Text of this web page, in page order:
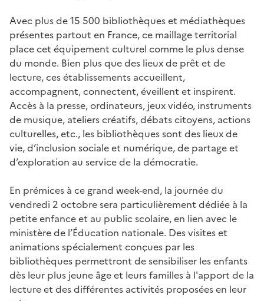
Avec plus de 15 500 bibliothèques et médiathèques
présentes partout en France, ce maillage territorial
place cet équipement culturel comme le plus dense
du monde. Bien plus que des lieux de prêt et de
lecture, ces établissements accueillent,
accompagnent, connectent, éveillent et inspirent.
Accès à la presse, ordinateurs, jeux vidéo, instruments
de musique, ateliers créatifs, débats citoyens, actions
culturelles, etc., les bibliothèques sont des lieux de
vie, d’inclusion sociale et numérique, de partage et
d’exploration au service de la démocratie.
En prémices à ce grand week-end, la journée du
vendredi 2 octobre sera particulièrement dédiée à la
petite enfance et au public scolaire, en lien avec le
ministère de l’Éducation nationale. Des visites et
animations spécialement conçues par les
bibliothèques permettront de sensibiliser les enfants
dès leur plus jeune âge et leurs familles à l'apport de la
lecture et des différentes activités proposées en leur